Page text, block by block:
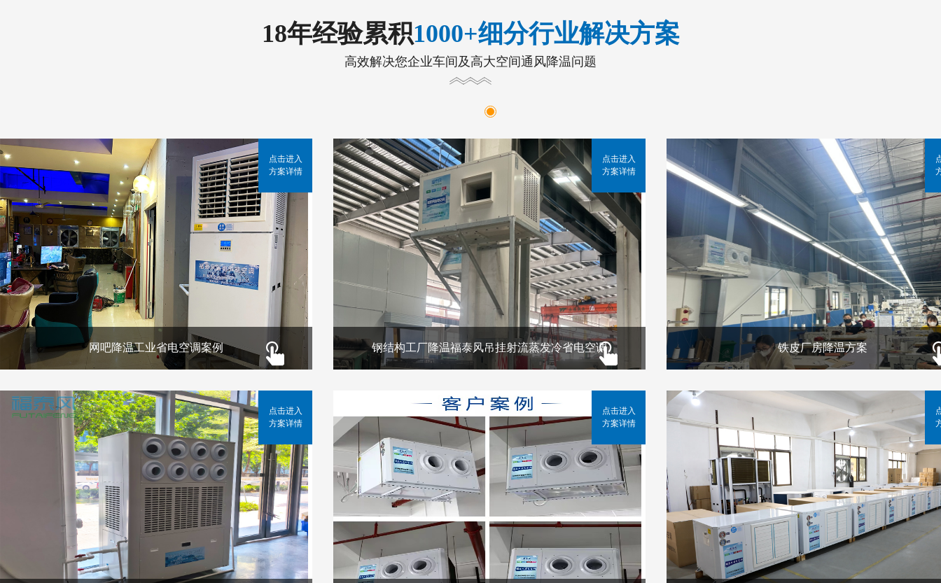
18年经验累积1000+细分行业解决方案
高效解决您企业车间及高大空间通风降温问题
网吧降温工业省电空调案例
点击进入
方案详情
钢结构工厂降温福泰风吊挂射流蒸发冷省电空调
点击进入
方案详情
铁皮厂房降温方案
点击进入
方案详情
点击进入
方案详情